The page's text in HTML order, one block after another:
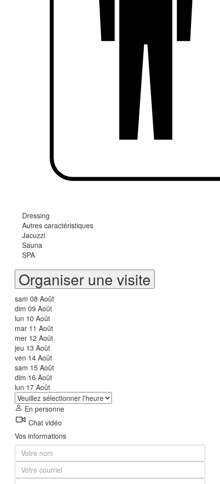
Dressing
Autres caractéristiques
Jacuzzi
Sauna
SPA
Organiser une visite
sam 08 Août
dim 09 Août
lun 10 Août
mar 11 Août
mer 12 Août
jeu 13 Août
ven 14 Août
sam 15 Août
dim 16 Août
lun 17 Août
En personne
Chat vidéo
Vos informations